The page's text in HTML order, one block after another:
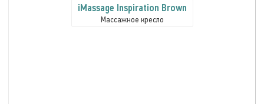
iMassage Inspiration Brown
Массажное кресло